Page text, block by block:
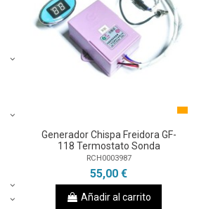
Generador Chispa Freidora GF-
118 Termostato Sonda
RCH0003987
55,00 €
Añadir al carrito